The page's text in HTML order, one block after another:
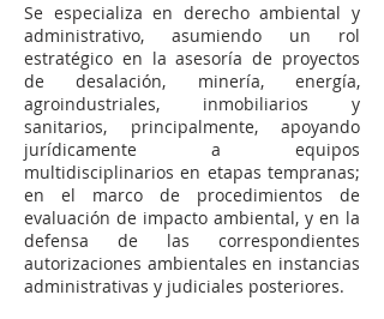
Se especializa en derecho ambiental y
administrativo, asumiendo un rol
estratégico en la asesoría de proyectos
de desalación, minería, energía,
agroindustriales, inmobiliarios y
sanitarios, principalmente, apoyando
jurídicamente a equipos
multidisciplinarios en etapas tempranas;
en el marco de procedimientos de
evaluación de impacto ambiental, y en la
defensa de las correspondientes
autorizaciones ambientales en instancias
administrativas y judiciales posteriores.